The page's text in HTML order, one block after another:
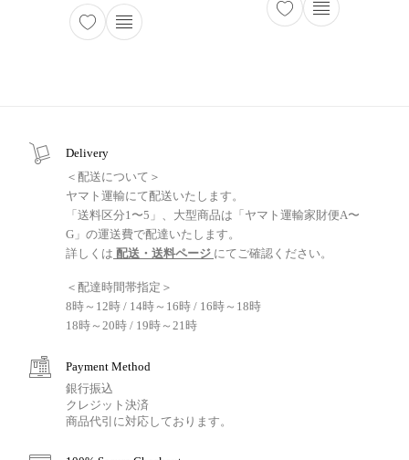
Delivery
＜配送について＞
ヤマト運輸にて配送いたします。
「送料区分1〜5」、大型商品は「ヤマト運輸家財便A〜
G」の運送費で配達いたします。
詳しくは 配送・送料ページ にてご確認ください。
＜配達時間帯指定＞
8時～12時 / 14時～16時 / 16時～18時
18時～20時 / 19時～21時
Payment Method
銀行振込
クレジット決済
商品代引に対応しております。